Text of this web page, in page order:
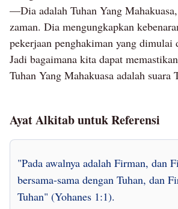
menjalani rutinitas, atau demi
pendek; tetapi demi suatu tahap
rencana pengelolaan-Nya.
bermakna, dan senantiasa memiliki
dari jenis "penampakan" ketika
melakukan tahap pekerjaan-Nya
kali Dia menyatakan diri-Nya.
dari pekerjaan pada zaman lainnya.
—Dia adalah Tuhan Yang
zaman. Dia mengungkapkan
pekerjaan penghakiman yang dimulai
Jadi bagaimana kita dapat
Tuhan Yang Mahakuasa adalah suara
Ayat Alkitab untuk Referensi
"Pada awalnya adalah Firman, dan
bersama-sama dengan Tuhan, dan
Tuhan" (Yohanes 1:1).